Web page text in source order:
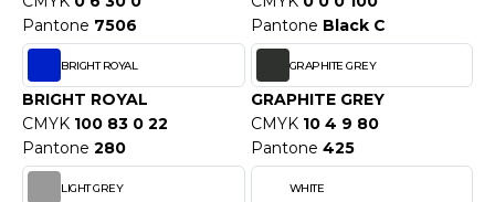
COOL
HOODS
T'S
Pantone 7506
Pantone Black C
BRIGHT ROYAL
BRIGHT ROYAL
CMYK 100 83 0 22
Pantone 280
GRAPHITE GREY
GRAPHITE GREY
CMYK 10 4 9 80
Pantone 425
LIGHT GREY WHITE